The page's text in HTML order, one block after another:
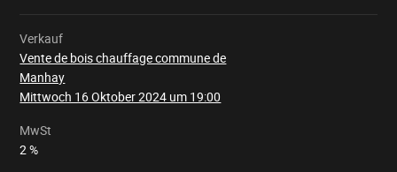
Verkauf
Vente de bois chauffage commune de
Manhay
Mittwoch 16 Oktober 2024 um 19:00
MwSt
2 %